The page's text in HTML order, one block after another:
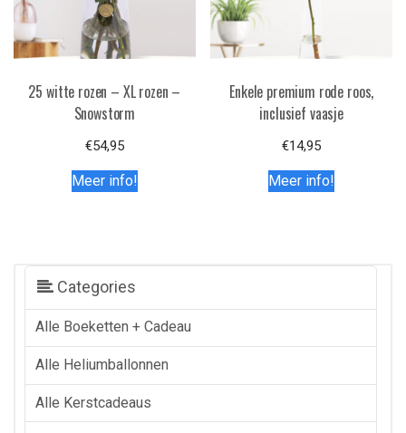
25 witte rozen – XL rozen –
Snowstorm
€54,95
Meer info!
Enkele premium rode roos,
inclusief vaasje
€14,95
Meer info!
Categories
Alle Boeketten + Cadeau
Alle Heliumballonnen
Alle Kerstcadeaus